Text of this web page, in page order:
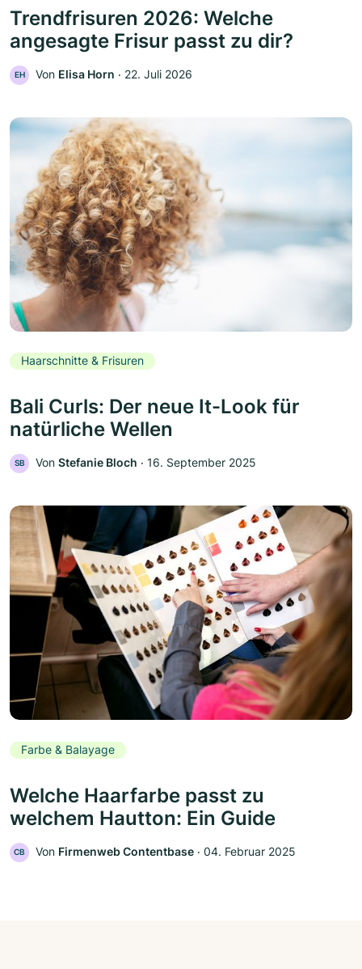
Trendfrisuren 2026: Welche
angesagte Frisur passt zu dir?
EH Von Elisa Horn ‧ 22. Juli 2026
Haarschnitte & Frisuren
Bali Curls: Der neue It-Look für
natürliche Wellen
SB Von Stefanie Bloch ‧ 16. September 2025
Farbe & Balayage
Welche Haarfarbe passt zu
welchem Hautton: Ein Guide
CB Von Firmenweb Contentbase ‧ 04. Februar 2025